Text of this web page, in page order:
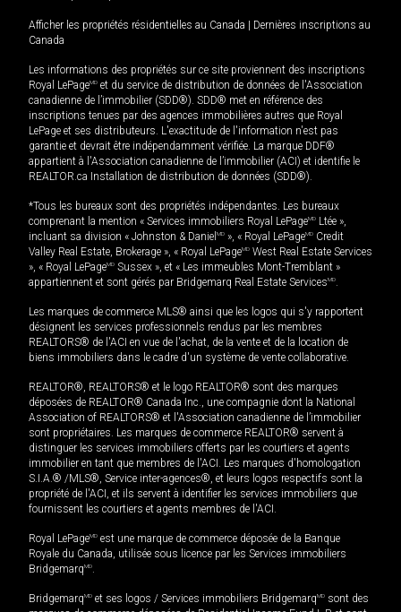
Afficher les propriétés résidentielles au Canada
Dernières inscriptions au
Canada
Les informations des propriétés sur ce site proviennent des inscriptions
Royal LePageMD et du service de distribution de données de l'Association
canadienne de l’immobilier (SDD®). SDD® met en référence des
inscriptions tenues par des agences immobilières autres que Royal
LePage et ses distributeurs. L'exactitude de l'information n'est pas
garantie et devrait être indépendamment vérifiée. La marque DDF®
appartient à l'Association canadienne de l’immobilier (ACI) et identifie le
REALTOR.ca Installation de distribution de données (SDD®).
*Tous les bureaux sont des propriétés indépendantes. Les bureaux
comprenant la mention « Services immobiliers Royal LePageMD Ltée »,
incluant sa division « Johnston & Daniel MD », « Royal LePageMD Credit
Valley Real Estate, Brokerage », « Royal LePageMD West Real Estate Services
», « Royal LePageMD Sussex », et « Les immeubles Mont-Tremblant »
appartiennent et sont gérés par Bridgemarq Real Estate ServicesMD.
Les marques de commerce MLS® ainsi que les logos qui s'y rapportent
désignent les services professionnels rendus par les membres
REALTORS® de l'ACI en vue de l'achat, de la vente et de la location de
biens immobiliers dans le cadre d'un système de vente collaborative.
REALTOR®, REALTORS® et le logo REALTOR® sont des marques
déposées de REALTOR® Canada Inc., une compagnie dont la National
Association of REALTORS® et l'Association canadienne de l’immobilier
sont propriétaires. Les marques de commerce REALTOR® servent à
distinguer les services immobiliers offerts par les courtiers et agents
immobilier en tant que membres de l'ACI. Les marques d'homologation
S.I.A.® /MLS®, Service inter-agences®, et leurs logos respectifs sont la
propriété de l'ACI, et ils servent à identifier les services immobiliers que
fournissent les courtiers et agents membres de l'ACI.
Royal LePageMD est une marque de commerce déposée de la Banque
Royale du Canada, utilisée sous licence par les Services immobiliers
BridgemarqMD.
BridgemarqMD et ses logos / Services immobiliers BridgemarqMD sont des